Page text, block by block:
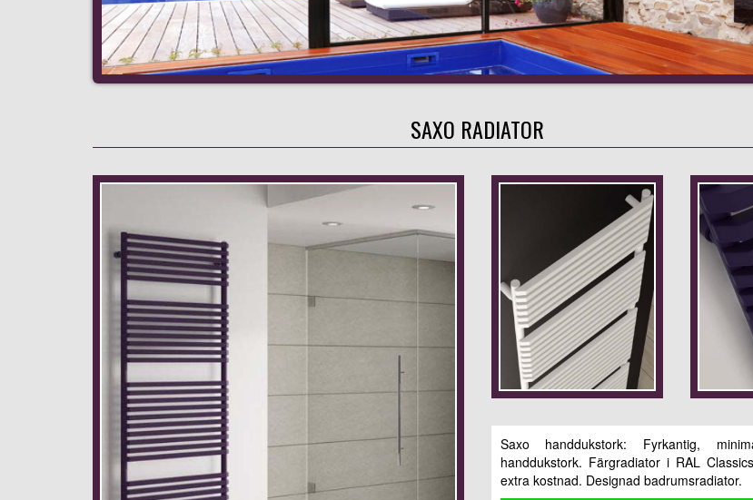
SAXO RADIATOR
Saxo handdukstork: Fyrkantig,
handdukstork. Färgradiator i RAL
extra kostnad. Designad badrumsradiator.